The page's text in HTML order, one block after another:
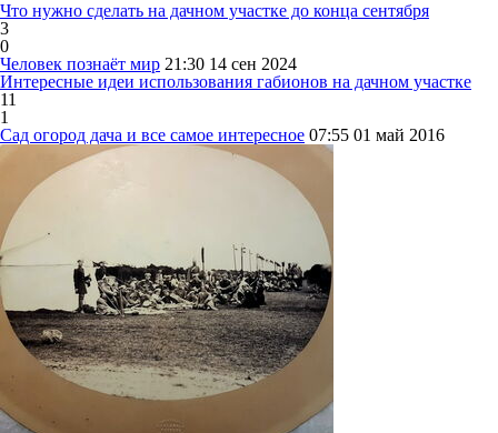
Что нужно сделать на дачном участке до конца сентября
3
0
Человек познаёт мир 21:30 14 сен 2024
Интересные идеи использования габионов на дачном участке
11
1
Сад огород дача и все самое интересное 07:55 01 май 2016